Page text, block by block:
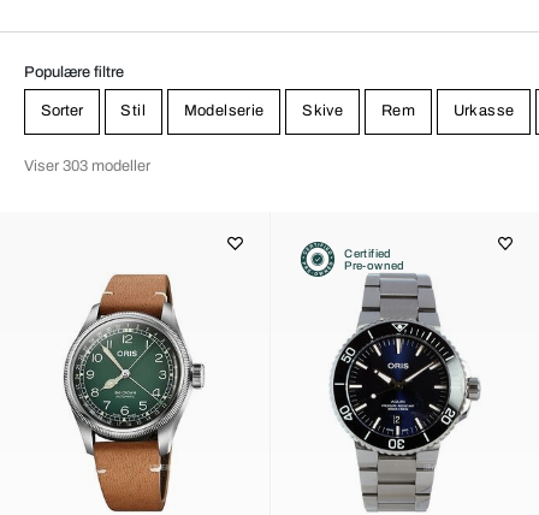
Populære filtre
Sorter Stil Modelserie Skive Rem Urkasse
Viser 303 modeller
Certified
Pre-owned